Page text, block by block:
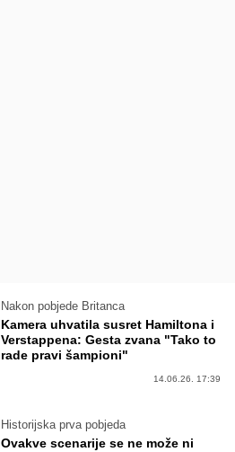
Nakon pobjede Britanca
Kamera uhvatila susret Hamiltona i
Verstappena: Gesta zvana "Tako to
rade pravi šampioni"
14.06.26. 17:39
Historijska prva pobjeda
Ovakve scenarije se ne može ni